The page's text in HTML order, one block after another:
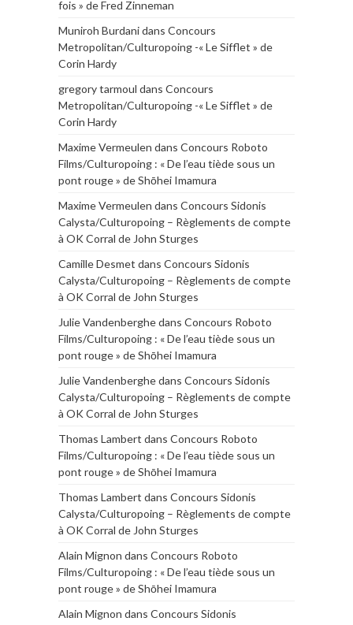
fois » de Fred Zinneman
Muniroh Burdanidans Concours
Metropolitan/Culturopoing -« Le Sifflet » de
Corin Hardy
gregory tarmoul dans Concours
Metropolitan/Culturopoing -« Le Sifflet » de
Corin Hardy
Maxime Vermeulen dans Concours Roboto
Films/Culturopoing : « De l’eau tiède sous un
pont rouge » de Shōhei Imamura
Maxime Vermeulen dans Concours Sidonis
Calysta/Culturopoing – Règlements de compte
à OK Corral de John Sturges
Camille Desmet dans Concours Sidonis
Calysta/Culturopoing – Règlements de compte
à OK Corral de John Sturges
Julie Vandenberghedans Concours Roboto
Films/Culturopoing : « De l’eau tiède sous un
pont rouge » de Shōhei Imamura
Julie Vandenberghedans Concours Sidonis
Calysta/Culturopoing – Règlements de compte
à OK Corral de John Sturges
Thomas Lambert dans Concours Roboto
Films/Culturopoing : « De l’eau tiède sous un
pont rouge » de Shōhei Imamura
Thomas Lambert dans Concours Sidonis
Calysta/Culturopoing – Règlements de compte
à OK Corral de John Sturges
Alain Mignon dans Concours Roboto
Films/Culturopoing : « De l’eau tiède sous un
pont rouge » de Shōhei Imamura
Alain Mignon dans Concours Sidonis